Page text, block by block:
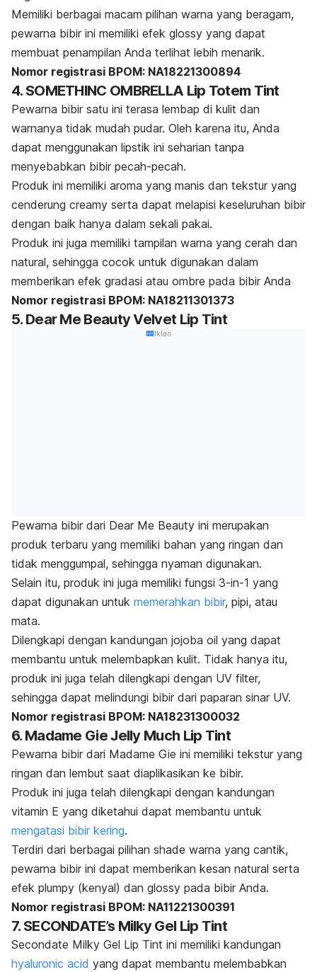
Memiliki berbagai macam pilihan warna yang beragam,
pewarna bibir ini memiliki efek glossy yang dapat
membuat penampilan Anda terlihat lebih menarik.
Nomor registrasi BPOM: NA18221300894
4. SOMETHINC OMBRELLA Lip Totem Tint
Pewarna bibir satu ini terasa lembap di kulit dan
warnanya tidak mudah pudar. Oleh karena itu, Anda
dapat menggunakan lipstik ini seharian tanpa
menyebabkan bibir pecah-pecah.
Produk ini memiliki aroma yang manis dan tekstur yang
cenderung creamy serta dapat melapisi keseluruhan bibir
dengan baik hanya dalam sekali pakai.
Produk ini juga memiliki tampilan warna yang cerah dan
natural, sehingga cocok untuk digunakan dalam
memberikan efek gradasi atau ombre pada bibir Anda
Nomor registrasi BPOM: NA18211301373
5. Dear Me Beauty Velvet Lip Tint
Iklan
Pewarna bibir dari Dear Me Beauty ini merupakan
produk terbaru yang memiliki bahan yang ringan dan
tidak menggumpal, sehingga nyaman digunakan.
Selain itu, produk ini juga memiliki fungsi 3-in-1 yang
dapat digunakan untuk memerahkan bibir, pipi, atau
mata.
Dilengkapi dengan kandungan jojoba oil yang dapat
membantu untuk melembapkan kulit. Tidak hanya itu,
produk ini juga telah dilengkapi dengan UV filter,
sehingga dapat melindungi bibir dari paparan sinar UV.
Nomor registrasi BPOM: NA18231300032
6. Madame Gie Jelly Much Lip Tint
Pewarna bibir dari Madame Gie ini memiliki tekstur yang
ringan dan lembut saat diaplikasikan ke bibir.
Produk ini juga telah dilengkapi dengan kandungan
vitamin E yang diketahui dapat membantu untuk
mengatasi bibir kering.
Terdiri dari berbagai pilihan shade warna yang cantik,
pewarna bibir ini dapat memberikan kesan natural serta
efek plumpy (kenyal) dan glossy pada bibir Anda.
Nomor registrasi BPOM: NA11221300391
7. SECONDATE’s Milky Gel Lip Tint
Secondate Milky Gel Lip Tint ini memiliki kandungan
hyaluronic acid yang dapat membantu melembabkan